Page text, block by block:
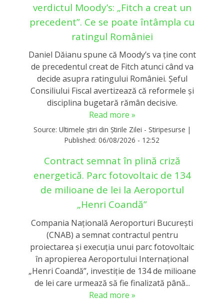
verdictul Moody’s: „Fitch a creat un
precedent”. Ce se poate întâmpla cu
ratingul României
Daniel Dăianu spune că Moody’s va ține cont
de precedentul creat de Fitch atunci când va
decide asupra ratingului României. Șeful
Consiliului Fiscal avertizează că reformele și
disciplina bugetară rămân decisive.
Read more »
Source: Ultimele știri din Știrile Zilei - Stiripesurse |
Published: 06/08/2026 - 12:52
Contract semnat în plină criză
energetică. Parc fotovoltaic de 134
de milioane de lei la Aeroportul
„Henri Coandă”
Compania Națională Aeroporturi București
(CNAB) a semnat contractul pentru
proiectarea și execuția unui parc fotovoltaic
în apropierea Aeroportului Internațional
„Henri Coandă”, investiție de 134 de milioane
de lei care urmează să fie finalizată până...
Read more »